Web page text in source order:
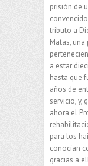
prisión de
tributo a
Matas,
a estar
hasta que
años de
servicio, y,
ahora el
para los
conocían
gracias a